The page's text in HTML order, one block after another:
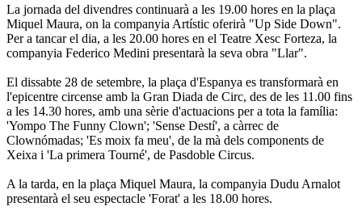
La jornada del divendres continuarà a les 19.00 hores en la plaça
Miquel Maura, on la companyia Artístic oferirà "Up Side Down".
Per a tancar el dia, a les 20.00 hores en el Teatre Xesc Forteza, la
companyia Federico Medini presentarà la seva obra "Llar".
El dissabte 28 de setembre, la plaça d'Espanya es transformarà en
l'epicentre circense amb la Gran Diada de Circ, des de les 11.00 fins
a les 14.30 hores, amb una sèrie d'actuacions per a tota la família:
'Yompo The Funny Clown'; 'Sense Destí', a càrrec de
Clownómadas; 'Es moix fa meu', de la mà dels components de
Xeixa i 'La primera Tourné', de Pasdoble Circus.
A la tarda, en la plaça Miquel Maura, la companyia Dudu Arnalot
presentarà el seu espectacle 'Forat' a les 18.00 hores.